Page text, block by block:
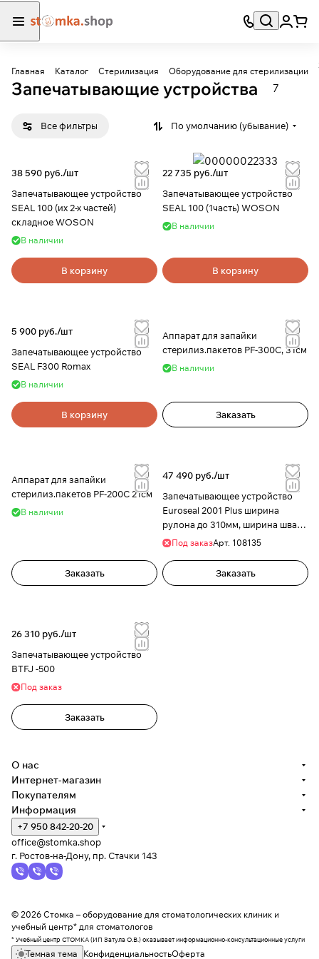
Главная Каталог Стерилизация Оборудование для стерилизации
Запечатывающие устройства 7
Все фильтры По умолчанию (убывание)
38 590 руб./шт
Запечатывающее устройство
SEAL 100 (их 2-х частей)
складное WOSON
В наличии
В корзину
22 735 руб./шт
Запечатывающее устройство
SEAL 100 (1часть) WOSON
В наличии
В корзину
5 900 руб./шт
Запечатывающее устройство
SEAL F300 Romax
В наличии
В корзину
Аппарат для запайки
стерилиз.пакетов PF-300C, 31см
В наличии
Заказать
Аппарат для запайки
стерилиз.пакетов PF-200C 21см
В наличии
Заказать
47 490 руб./шт
Запечатывающее устройство
Euroseal 2001 Plus ширина
рулона до 310мм, ширина шва
12мм, Euronda
Под заказАрт. 108135
Заказать
26 310 руб./шт
Запечатывающее устройство
BTFJ -500
Под заказ
Заказать
О нас
Интернет-магазин
Покупателям
Информация
+7 950 842-20-20
office@stomka.shop
г. Ростов-на-Дону, пр. Стачки 143
© 2026 Стомка – оборудование для стоматологических клиник и
учебный центр* для стоматологов
* Учебный центр СТОМКА (ИП Затула О.В.) оказывает информационно-консультационные услуги
Темная тема КонфиденциальностьОферта